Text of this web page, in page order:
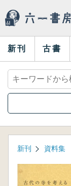
新刊 古書
新刊 資料集